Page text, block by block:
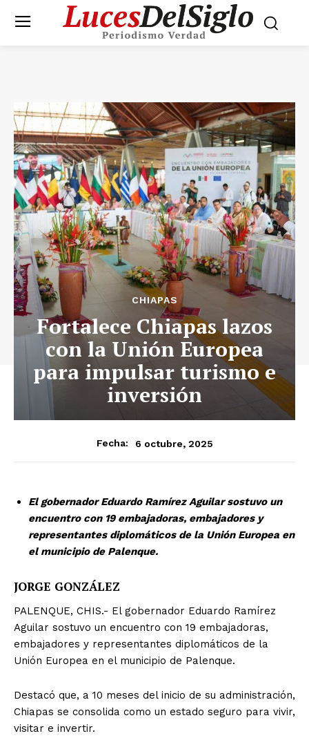
CHIAPAS
Fortalece Chiapas lazos
con la Unión Europea
para impulsar turismo e
inversión
Fecha: 6 octubre, 2025
El gobernador Eduardo Ramírez Aguilar sostuvo un
encuentro con 19 embajadoras, embajadores y
representantes diplomáticos de la Unión Europea en
el municipio de Palenque.
JORGE GONZÁLEZ
PALENQUE, CHIS.- El gobernador Eduardo Ramírez
Aguilar sostuvo un encuentro con 19 embajadoras,
embajadores y representantes diplomáticos de la
Unión Europea en el municipio de Palenque.
Destacó que, a 10 meses del inicio de su administración,
Chiapas se consolida como un estado seguro para vivir,
visitar e invertir.